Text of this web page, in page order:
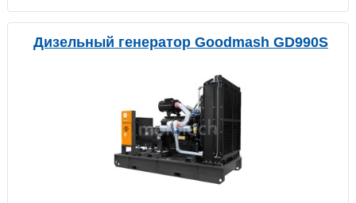
Дизельный генератор Goodmash GD990S